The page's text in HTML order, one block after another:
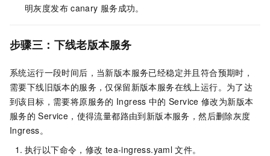
明灰度发布 canary 服务成功。
步骤三：下线老版本服务
系统运行一段时间后，当新版本服务已经稳定并且符合预期时，
需要下线旧版本的服务，仅保留新版本服务在线上运行。为了达
到该目标，需要将原服务的 Ingress 中的 Service 修改为新版本
服务的 Service，使得流量都路由到新版本服务，然后删除灰度
Ingress。
执行以下命令，修改 tea-ingress.yaml 文件。